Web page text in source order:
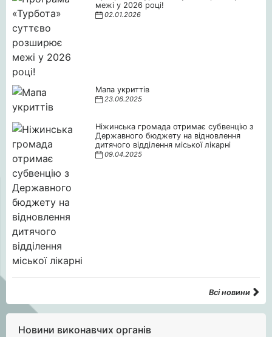
межі у 2026 році!
02.01.2026
Мапа укриттів
23.06.2025
Ніжинська громада отримає субвенцію з
Державного бюджету на відновлення
дитячого відділення міської лікарні
09.04.2025
Всі новини
Новини виконавчих органів